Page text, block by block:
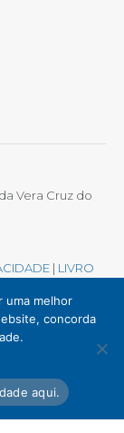
Vera Cruz do
| LIVRO
Creche Madalena
Alves Correia
uma melhor
concorda
aqui.